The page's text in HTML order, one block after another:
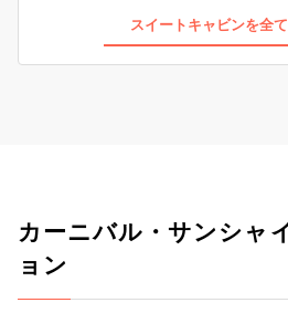
スイートキャビンを全
カーニバル・サンシャ
ョン